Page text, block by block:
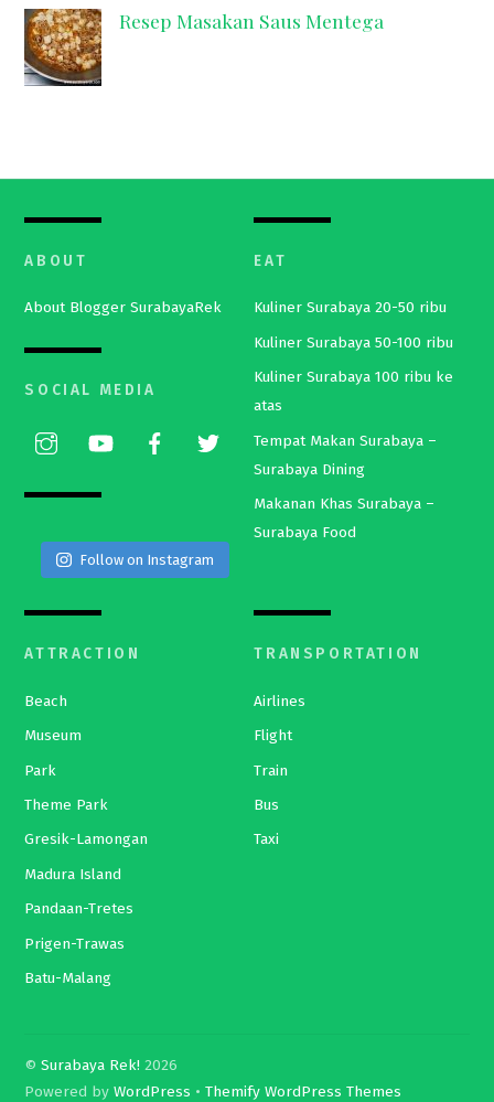
Resep Masakan Saus Mentega
ABOUT
About Blogger SurabayaRek
SOCIAL MEDIA
Follow on Instagram
EAT
Kuliner Surabaya 20-50 ribu
Kuliner Surabaya 50-100 ribu
Kuliner Surabaya 100 ribu ke
atas
Tempat Makan Surabaya –
Surabaya Dining
Makanan Khas Surabaya –
Surabaya Food
ATTRACTION
Beach
Museum
Park
Theme Park
Gresik-Lamongan
Madura Island
Pandaan-Tretes
Prigen-Trawas
Batu-Malang
TRANSPORTATION
Airlines
Flight
Train
Bus
Taxi
©Surabaya Rek! 2026
Powered byWordPress •Themify WordPress Themes